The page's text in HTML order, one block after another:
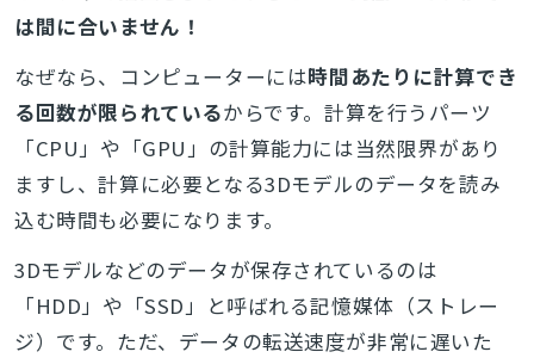
は間に合いません！
なぜなら、コンピューターには時間あたりに計算でき
る回数が限られているからです。計算を行うパーツ
「CPU」や「GPU」の計算能力には当然限界があり
ますし、計算に必要となる3Dモデルのデータを読み
込む時間も必要になります。
3Dモデルなどのデータが保存されているのは
「HDD」や「SSD」と呼ばれる記憶媒体（ストレー
ジ）です。ただ、データの転送速度が非常に遅いた